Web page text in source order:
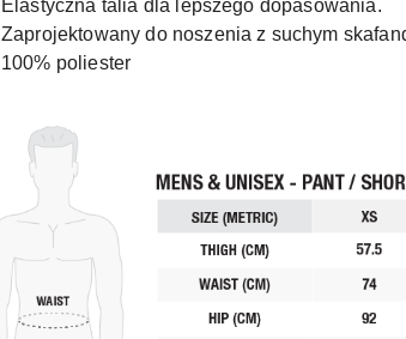
Elastyczna talia dla lepszego dopasowania.
Zaprojektowany do noszenia z suchym
100% poliester